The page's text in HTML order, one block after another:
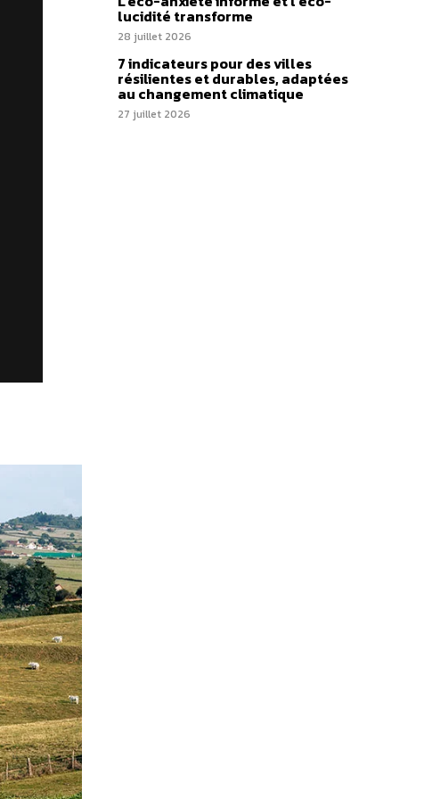
lucidité transforme
28 juillet 2026
7 indicateurs pour des villes
résilientes et durables, adaptées
au changement climatique
27 juillet 2026